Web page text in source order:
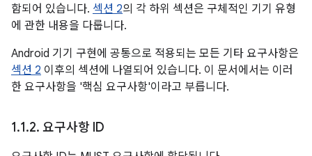
함되어 있습니다. 섹션 2의 각 하위 섹션은 구체적인 기기 유형
에 관한 내용을 다룹니다.
Android 기기 구현에 공통으로 적용되는 모든 기타 요구사항은
섹션 2 이후의 섹션에 나열되어 있습니다. 이 문서에서는 이러
한 요구사항을 '핵심 요구사항'이라고 부릅니다.
1.1.2. 요구사항 ID